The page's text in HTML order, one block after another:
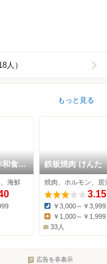
人）
もっと見る
和食
屋栄
海鮮
鉄板焼肉 けんた
焼肉、ホルモン、居
3.15
Dinner:
￥3,000～￥3,999
Lunch:
￥1,000～￥1,999
33人
広告を非表示